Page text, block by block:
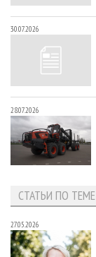
30.07.2026
28.07.2026
СТАТЬИ ПО ТЕМЕ
27.05.2026